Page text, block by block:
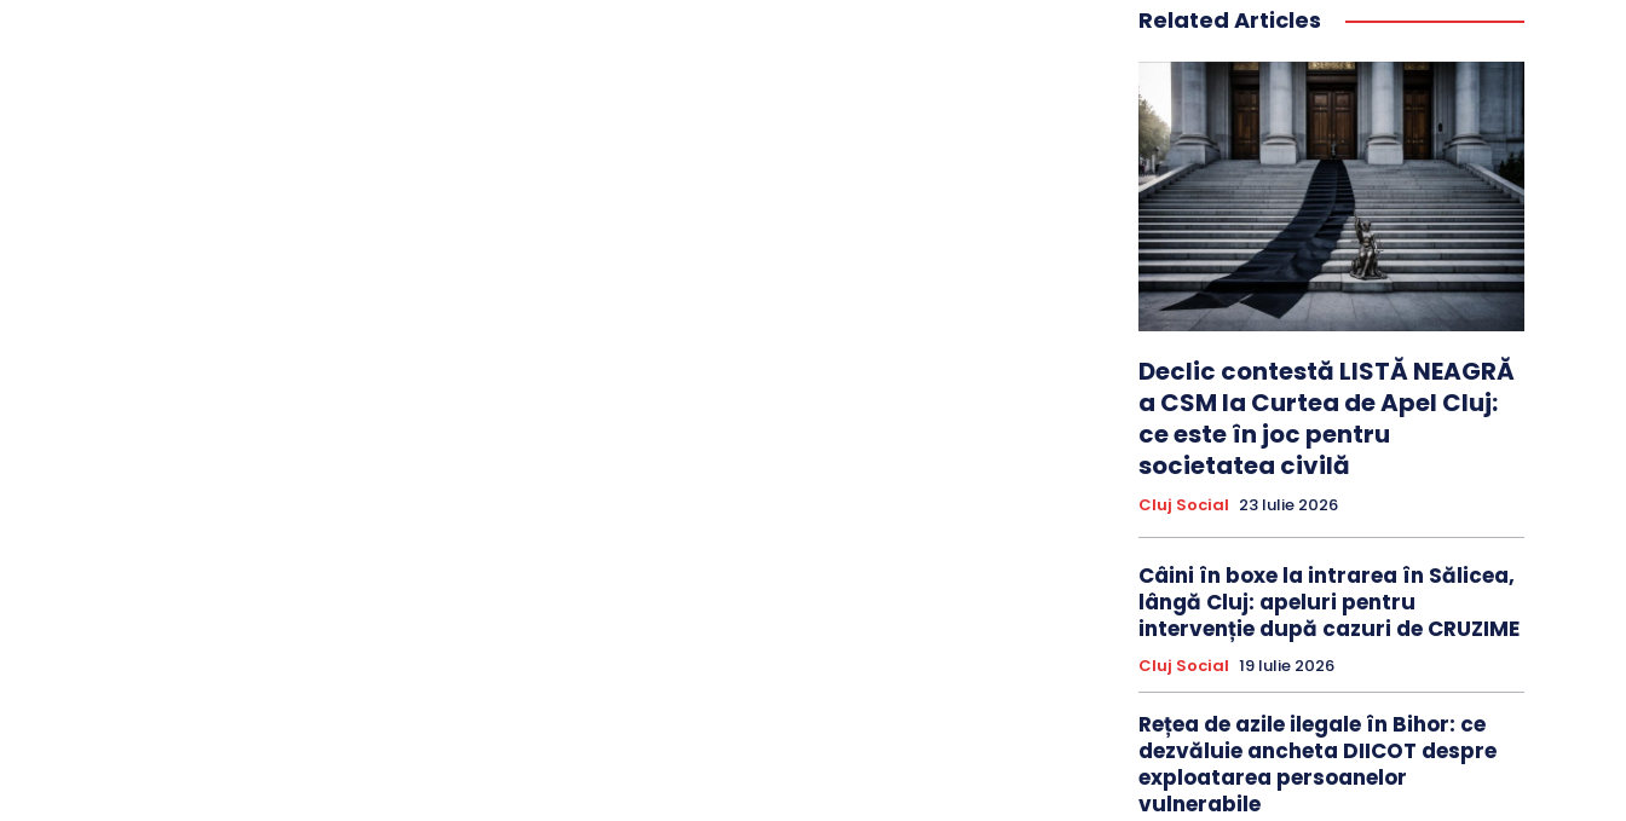
Related Articles
Declic contestă LISTĂ NEAGRĂ
a CSM la Curtea de Apel Cluj:
ce este în joc pentru
societatea civilă
Cluj Social 23 Iulie 2026
Câini în boxe la intrarea în Sălicea,
lângă Cluj: apeluri pentru
intervenție după cazuri de CRUZIME
Cluj Social 19 Iulie 2026
Rețea de azile ilegale în Bihor: ce
dezvăluie ancheta DIICOT despre
exploatarea persoanelor
vulnerabile